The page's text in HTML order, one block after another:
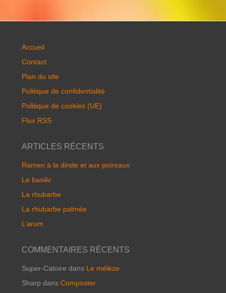
Accueil
Contact
Plan du site
Politique de confidentialité
Politique de cookies (UE)
Flux RSS
ARTICLES RÉCENTS
Ramen à la dinde et aux poireaux
Le basilic
La rhubarbe
La rhubarbe palmée
L’arum
COMMENTAIRES RÉCENTS
Super-Catoire dans Le mélèze
Sharp dans Composter